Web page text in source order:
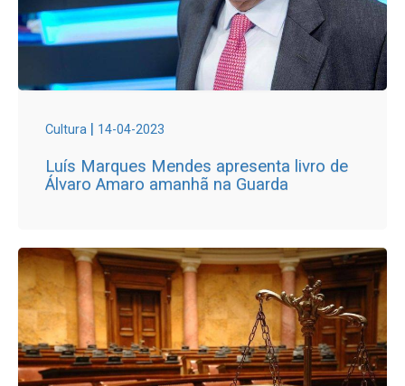
Cultura | 14-04-2023
Luís Marques Mendes apresenta livro de
Álvaro Amaro amanhã na Guarda